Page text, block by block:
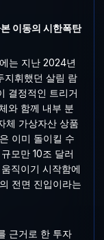
이동의 시한폭탄
는 지난 2024년
지휘했던 살림 람
결정적인 트리거
와 함께 내부 분
체 가상자산 상품
이미 돌이킬 수
모만 10조 달러
직이기 시작함에
전면 진입이라는
근거로 한 투자